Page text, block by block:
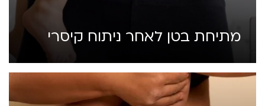
מתיחת בטן לאחר ניתוח קיסרי